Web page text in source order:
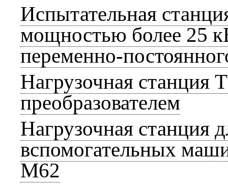
Испытательная
мощностью более 25
переменно-
Нагрузочная станция
преобразователем
Нагрузочная станция
вспомогательных
М62